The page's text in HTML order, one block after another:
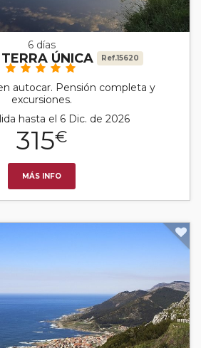
6 días
ÚNICA Ref.15620
autocar. Pensión completa y
excursiones.
hasta el 6 Dic. de 2026
315€
MÁS INFO